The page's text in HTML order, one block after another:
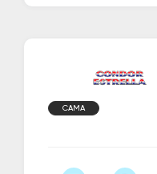
CAMA